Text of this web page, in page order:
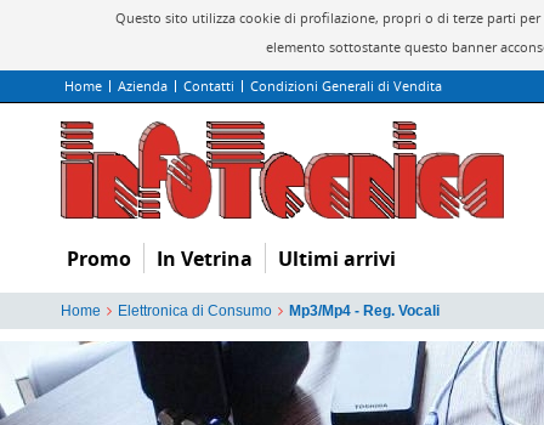
Questo sito utilizza cookie di profilazione, propri o di terze parti
elemento sottostante questo banner
Home Azienda Contatti Condizioni Generali di Vendita
Promo In Vetrina Ultimi arrivi
Home Elettronica di Consumo Mp3/Mp4 - Reg. Vocali